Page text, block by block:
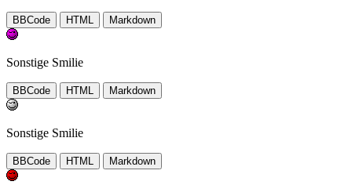
BBCode HTML Markdown
Sonstige Smilie
BBCode HTML Markdown
Sonstige Smilie
BBCode HTML Markdown